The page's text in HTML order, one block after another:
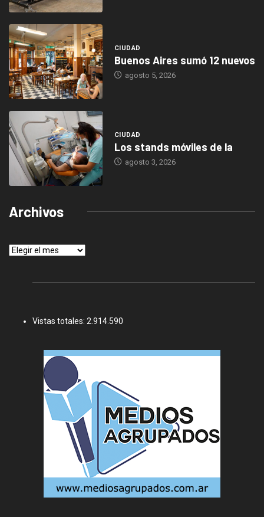
CIUDAD
Buenos Aires sumó 12 nuevos
agosto 5, 2026
CIUDAD
Los stands móviles de la
agosto 3, 2026
Archivos
Archivos
Vistas totales: 2.914.590